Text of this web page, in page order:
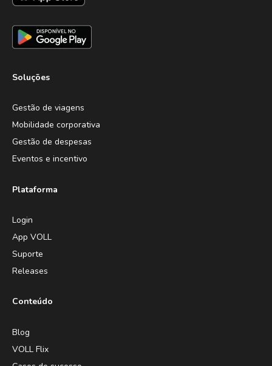
Soluções
Gestão de viagens
Mobilidade corporativa
Gestão de despesas
Eventos e incentivo
Plataforma
Login
App VOLL
Suporte
Releases
Conteúdo
Blog
VOLL Flix